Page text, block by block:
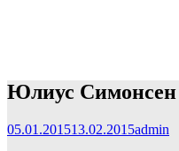
Юлиус Симонсен
05.01.201513.02.2015admin